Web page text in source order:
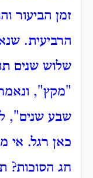
זמן הביעור
הרביעית.
שלוש שנים
"מקץ",
שבע שנים",
כאן רגל. אי
חג הסוכות?